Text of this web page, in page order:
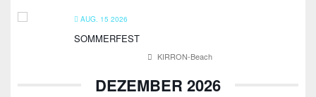
AUG. 15 2026
SOMMERFEST
KIRRON-Beach
DEZEMBER 2026